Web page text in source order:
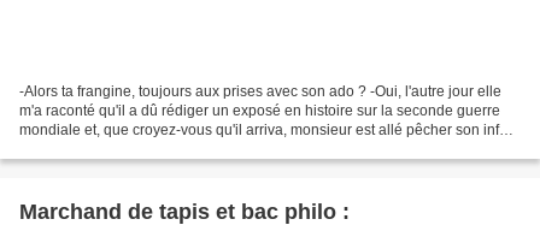
-Alors ta frangine, toujours aux prises avec son ado ? -Oui, l'autre jour elle
m'a raconté qu'il a dû rédiger un exposé en histoire sur la seconde guerre
mondiale et, que croyez-vous qu'il arriva, monsieur est allé pêcher son info
Marchand de tapis et bac philo :